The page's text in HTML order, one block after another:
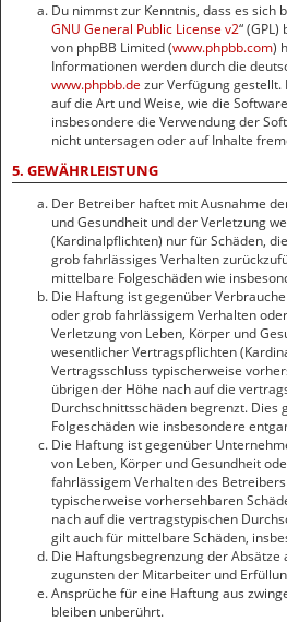
Du nimmst zur Kenntnis, dass es sich
GNU General Public License v2“
von phpBB Limited (www.phpbb.com)
Informationen werden durch die
www.phpbb.de zur Verfügung gestellt.
auf die Art und Weise, wie die
insbesondere die Verwendung der
nicht untersagen oder auf Inhalte
5. GEWÄHRLEISTUNG
Der Betreiber haftet mit Ausnahme
und Gesundheit und der Verletzung
(Kardinalpflichten) nur für Schäden,
grob fahrlässiges Verhalten
mittelbare Folgeschäden wie
Die Haftung ist gegenüber
oder grob fahrlässigem Verhalten
Verletzung von Leben, Körper und
wesentlicher Vertragspflichten
Vertragsschluss typischerweise
übrigen der Höhe nach auf die
Durchschnittsschäden begrenzt. Dies
Folgeschäden wie insbesondere
Die Haftung ist gegenüber
von Leben, Körper und Gesundheit
fahrlässigem Verhalten des
typischerweise vorhersehbaren
nach auf die vertragstypischen
gilt auch für mittelbare Schäden,
Die Haftungsbegrenzung der Absätze
zugunsten der Mitarbeiter und
Ansprüche für eine Haftung aus
bleiben unberührt.